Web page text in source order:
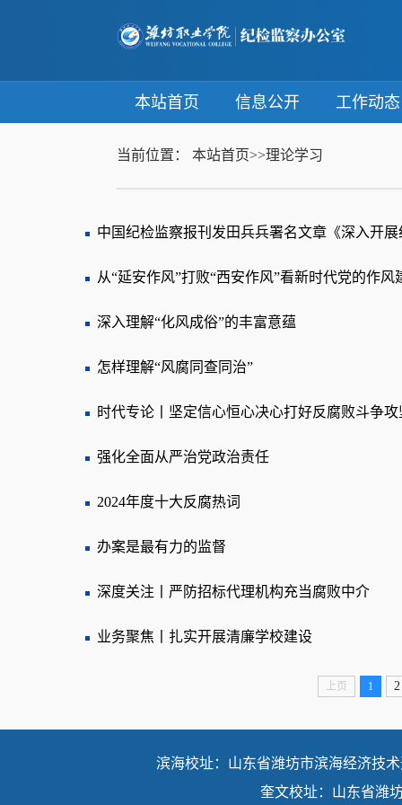
本站首页 信息公开 工作动
当前位置： 本站首页>>理论学习
中国纪检监察报刊发田兵兵署名文章《深入开
从“延安作风”打败“西安作风”看新时代党的作风
深入理解“化风成俗”的丰富意蕴
怎样理解“风腐同查同治”
时代专论丨坚定信心恒心决心打好反腐败斗争
强化全面从严治党政治责任
2024年度十大反腐热词
办案是最有力的监督
深度关注丨严防招标代理机构充当腐败中介
业务聚焦丨扎实开展清廉学校建设
上页 1 2
滨海校址：山东省潍坊市滨海经济技
奎文校址：山东省潍